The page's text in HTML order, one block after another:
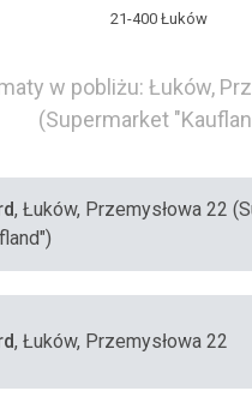
21-400 Łuków
w pobliżu: Łuków,
(Supermarket
, Łuków, Przemysłowa 22
, Łuków, Przemysłowa 22